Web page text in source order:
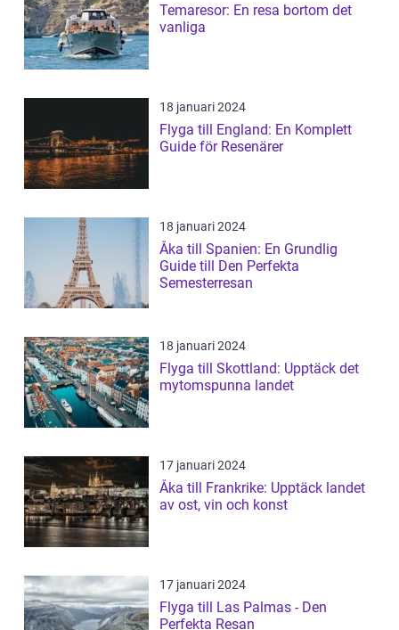
Temaresor: En resa bortom det
vanliga
18 januari 2024
Flyga till England: En Komplett
Guide för Resenärer
18 januari 2024
Åka till Spanien: En Grundlig
Guide till Den Perfekta
Semesterresan
18 januari 2024
Flyga till Skottland: Upptäck det
mytomspunna landet
17 januari 2024
Åka till Frankrike: Upptäck landet
av ost, vin och konst
17 januari 2024
Flyga till Las Palmas - Den
Perfekta Resan